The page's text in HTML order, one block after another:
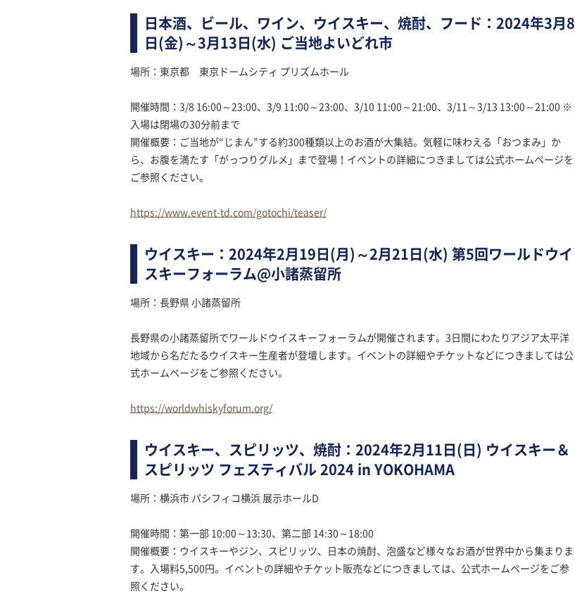
日本酒、ビール、ワイン、ウイスキー、焼酎、フード：2024年3月8
日(金)～3月13日(水) ご当地よいどれ市
場所：東京都 東京ドームシティ プリズムホール
開催時間：3/8 16:00～23:00、3/9 11:00～23:00、3/10 11:00～21:00、3/11～3/13 13:00～21:00 ※
入場は閉場の30分前まで
開催概要：ご当地が“じまん”する約300種類以上のお酒が大集結。気軽に味わえる「おつまみ」か
ら、お腹を満たす「がっつりグルメ」まで登場！イベントの詳細につきましては公式ホームページを
ご参照ください。
https://www.event-td.com/gotochi/teaser/
ウイスキー：2024年2月19日(月)～2月21日(水) 第5回ワールドウイ
スキーフォーラム@小諸蒸留所
場所：長野県 小諸蒸留所
長野県の小諸蒸留所でワールドウイスキーフォーラムが開催されます。3日間にわたりアジア太平洋
地域から名だたるウイスキー生産者が登壇します。イベントの詳細やチケットなどにつきましては公
式ホームページをご参照ください。
https://worldwhiskyforum.org/
ウイスキー、スピリッツ、焼酎：2024年2月11日(日) ウイスキー＆
スピリッツ フェスティバル 2024 in YOKOHAMA
場所：横浜市 パシフィコ横浜 展示ホールD
開催時間：第一部 10:00～13:30、第二部 14:30～18:00
開催概要：ウイスキーやジン、スピリッツ、日本の焼酎、泡盛など様々なお酒が世界中から集まりま
す。入場料5,500円。イベントの詳細やチケット販売などにつきましては、公式ホームページをご参
照ください。